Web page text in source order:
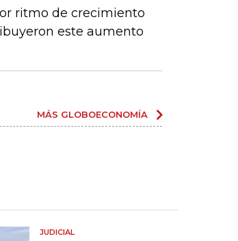
ritmo de crecimiento
este aumento
MÁS GLOBOECONOMÍA
JUDICIAL